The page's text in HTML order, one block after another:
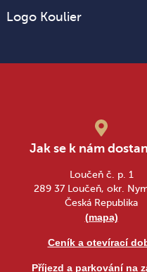
Jak se k nám
Loučeň č. p. 1
289 37 Loučeň, okr.
Česká Republika
(mapa)
Ceník a otevírací
Příjezd a parkování na